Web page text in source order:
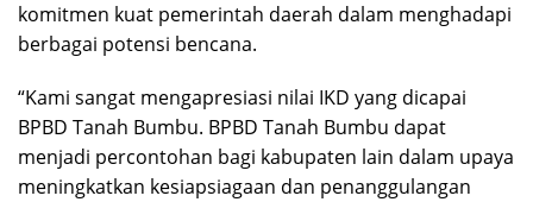
komitmen kuat pemerintah daerah dalam menghadapi
berbagai potensi bencana.
“Kami sangat mengapresiasi nilai IKD yang dicapai
BPBD Tanah Bumbu. BPBD Tanah Bumbu dapat
menjadi percontohan bagi kabupaten lain dalam upaya
meningkatkan kesiapsiagaan dan penanggulangan